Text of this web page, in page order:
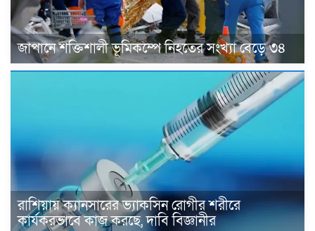
জাপানে শক্তিশালী ভূমিকম্পে নিহতের সংখ্যা বেড়ে ৩৪
রাশিয়ায় ক্যানসারের ভ্যাকসিন রোগীর শরীরে
কার্যকরভাবে কাজ করছে, দাবি বিজ্ঞানীর